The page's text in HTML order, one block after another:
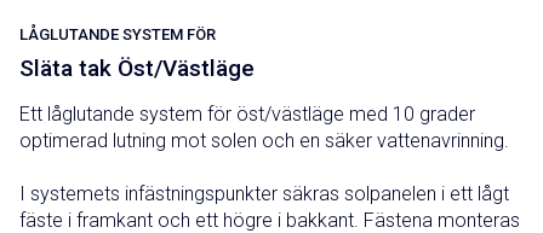
LÅGLUTANDE SYSTEM FÖR
Släta tak Öst/Västläge
Ett låglutande system för öst/västläge med 10 grader
optimerad lutning mot solen och en säker vattenavrinning.
I systemets infästningspunkter säkras solpanelen i ett lågt
fäste i framkant och ett högre i bakkant. Fästena monteras